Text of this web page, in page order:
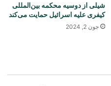
شیلی از دوسیه محکمه بین‌المللی
کیفری علیه اسرائیل حمایت می‌کند
جون 2, 2024